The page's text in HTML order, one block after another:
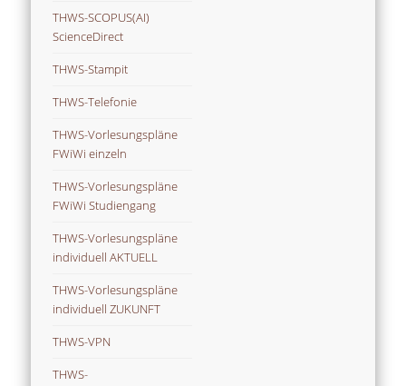
THWS-SCOPUS(AI)
ScienceDirect
THWS-Stampit
THWS-Telefonie
THWS-Vorlesungspläne
FWiWi einzeln
THWS-Vorlesungspläne
FWiWi Studiengang
THWS-Vorlesungspläne
individuell AKTUELL
THWS-Vorlesungspläne
individuell ZUKUNFT
THWS-VPN
THWS-